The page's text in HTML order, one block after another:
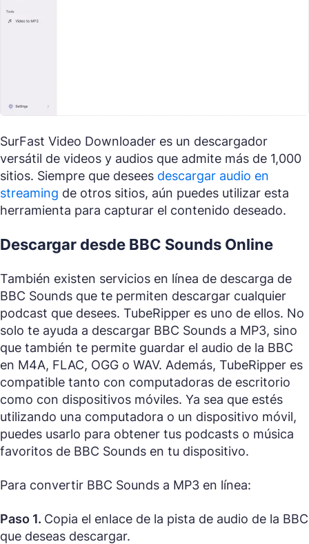
SurFast Video Downloader es un descargador
versátil de videos y audios que admite más de 1,000
sitios. Siempre que desees descargar audio en
streaming de otros sitios, aún puedes utilizar esta
herramienta para capturar el contenido deseado.
Descargar desde BBC Sounds Online
También existen servicios en línea de descarga de
BBC Sounds que te permiten descargar cualquier
podcast que desees. TubeRipper es uno de ellos. No
solo te ayuda a descargar BBC Sounds a MP3, sino
que también te permite guardar el audio de la BBC
en M4A, FLAC, OGG o WAV. Además, TubeRipper es
compatible tanto con computadoras de escritorio
como con dispositivos móviles. Ya sea que estés
utilizando una computadora o un dispositivo móvil,
puedes usarlo para obtener tus podcasts o música
favoritos de BBC Sounds en tu dispositivo.
Para convertir BBC Sounds a MP3 en línea:
Paso 1. Copia el enlace de la pista de audio de la BBC
que deseas descargar.